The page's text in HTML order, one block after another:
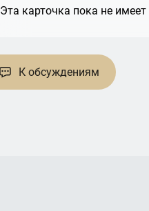
Эта карточка пока не
К обсуждениям